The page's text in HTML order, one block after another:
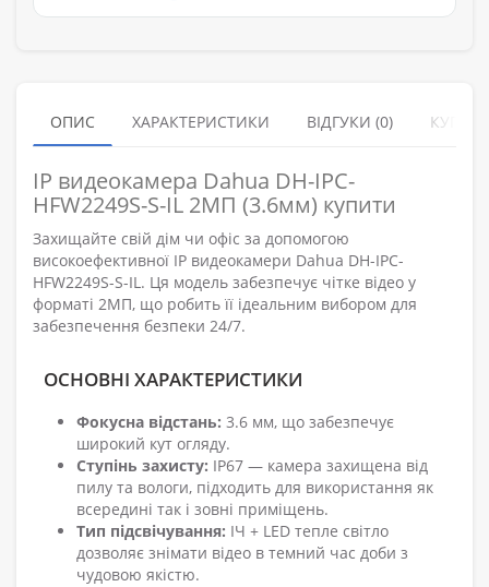
ОПИС ХАРАКТЕРИСТИКИ ВІДГУКИ (0)
IP видеокамера Dahua DH-IPC-
HFW2249S-S-IL 2МП (3.6мм) купити
Захищайте свій дім чи офіс за допомогою
високоефективної IP видеокамери Dahua DH-IPC-
HFW2249S-S-IL. Ця модель забезпечує чітке відео у
форматі 2МП, що робить її ідеальним вибором для
забезпечення безпеки 24/7.
ОСНОВНІ ХАРАКТЕРИСТИКИ
Фокусна відстань: 3.6 мм, що забезпечує
широкий кут огляду.
Ступінь захисту: IP67 — камера захищена від
пилу та вологи, підходить для використання як
всередині так і зовні приміщень.
Тип підсвічування: ІЧ + LED тепле світло
дозволяє знімати відео в темний час доби з
чудовою якістю.